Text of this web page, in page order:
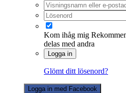
Kom ihåg mig
delas med andra
Logga in
Glömt ditt lösenord?
Logga in med Facebook